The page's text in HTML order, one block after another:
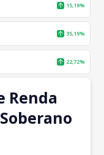
15,19%
35,19%
22,72%
Renda